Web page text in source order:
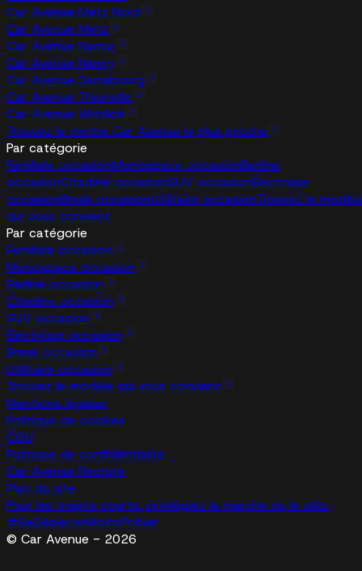
Car Avenue Metz Nord
Car Avenue Metz
Car Avenue Namur
Car Avenue Nancy
Car Avenue Sarrebourg
Car Avenue Thionville
Car Avenue Wittlich
Trouvez le centre Car Avenue le plus proche
Par catégorie
Familiale occasionMonospace occasionBerline
occasionCitadine occasionSUV occasionÉlectrique
occasionBreak occasionUtilitaire occasionTrouvez le
qui vous convient
Par catégorie
Familiale occasion
Monospace occasion
Berline occasion
Citadine occasion
SUV occasion
Électrique occasion
Break occasion
Utilitaire occasion
Trouvez le modèle qui vous convient
Mentions légales
Politique de cookies
CGU
Politique de confidentialité
Car Avenue Recrute
Plan du site
Pour les trajets courts, privilégiez la marche ou le vélo.
#SeDéplacerMoinsPolluer
© Car Avenue - 2026